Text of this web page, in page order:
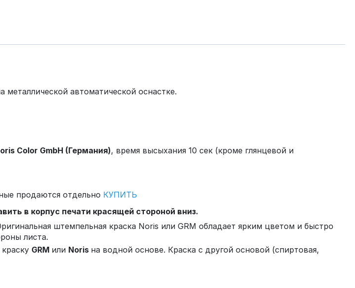
металлической автоматической оснастке.
Color GmbH (Германия), время высыхания 10 сек (кроме глянцевой и
продаются отдельно КУПИТЬ
в корпус печати красящей стороной вниз.
штемпельная краска Noris или GRM обладает ярким цветом и быстро
листа.
GRM или Noris на водной основе. Краска с другой основой (спиртовая,